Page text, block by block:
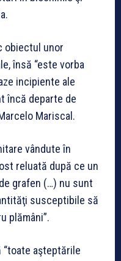
obiectul unor
însă “este vorba
incipiente ale
încă departe de
Mariscal.
vândute în
reluată după ce un
grafen (…) nu sunt
susceptibile să
plămâni”.
aşteptările